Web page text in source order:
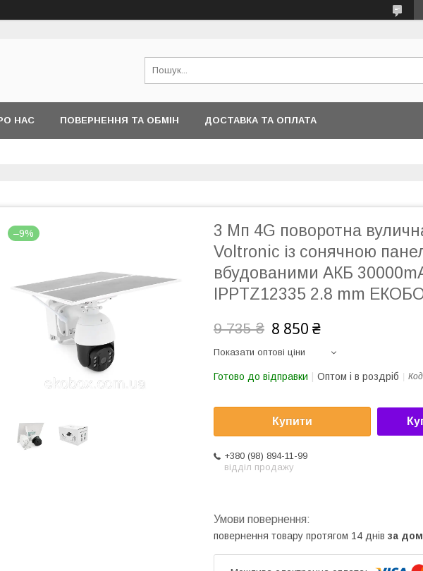
НАС ПОВЕРНЕННЯ ТА ОБМІН ДОСТАВКА ТА ОПЛАТА
–9%
3 Мп 4G поворотна
Voltronic із сонячною
вбудованими АКБ
IPPTZ12335 2.8 mm
9 735 ₴ 8 850 ₴
Показати оптові ціни
Готово до відправки Оптом і в роздріб
Купити
+380 (98) 894-11-99
відділ продажу
повернення товару протягом 14 днів за